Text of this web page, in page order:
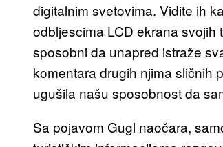
digitalnim svetovima. Vidite ih
odbljescima LCD ekrana
sposobni da unapred istraže
komentara drugih njima sličnih
ugušila našu sposobnost da
Sa pojavom Gugl naočara,